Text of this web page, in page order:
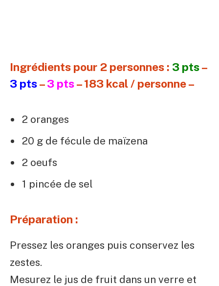
Ingrédients pour 2 personnes : 3 pts–
3 pts–3 pts– 183 kcal / personne –
2 oranges
20 g de fécule de maïzena
2 oeufs
1 pincée de sel
Préparation :
Pressez les oranges puis conservez les
zestes.
Mesurez le jus de fruit dans un verre et